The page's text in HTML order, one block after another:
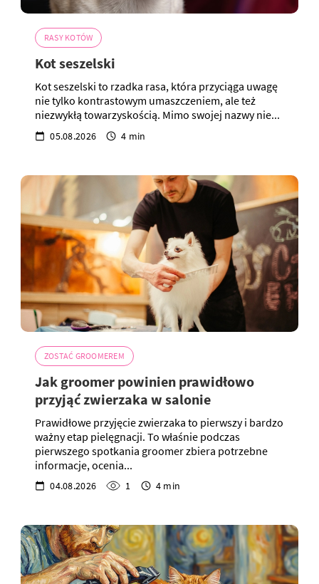
RASY KOTÓW
Kot seszelski
Kot seszelski to rzadka rasa, która przyciąga uwagę
nie tylko kontrastowym umaszczeniem, ale też
niezwykłą towarzyskością. Mimo swojej nazwy nie...
05.08.2026 4 min
ZOSTAĆ GROOMEREM
Jak groomer powinien prawidłowo
przyjąć zwierzaka w salonie
Prawidłowe przyjęcie zwierzaka to pierwszy i bardzo
ważny etap pielęgnacji. To właśnie podczas
pierwszego spotkania groomer zbiera potrzebne
informacje, ocenia...
04.08.2026 1 4 min